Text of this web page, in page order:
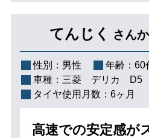
てんじく さん
性別： 男性 年齢： 60
車種： 三菱 デリカ D5
タイヤ使用月数： 6ヶ月
高速での安定感が